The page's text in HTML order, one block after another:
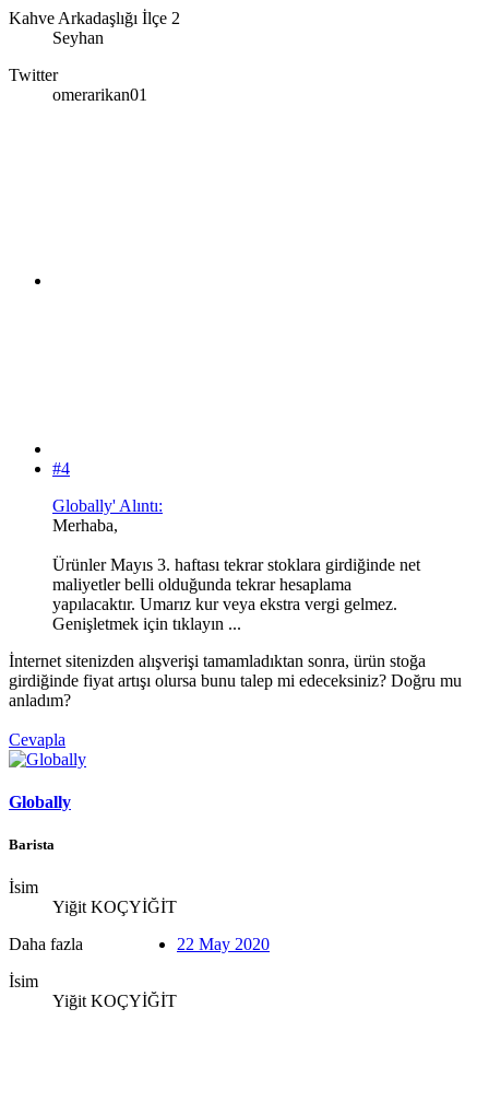
Kahve Arkadaşlığı İlçe 2
Seyhan
Twitter
omerarikan01
#4
Globally' Alıntı:
Merhaba,
Ürünler Mayıs 3. haftası tekrar stoklara girdiğinde net
maliyetler belli olduğunda tekrar hesaplama
yapılacaktır. Umarız kur veya ekstra vergi gelmez.
Genişletmek için tıklayın ...
İnternet sitenizden alışverişi tamamladıktan sonra, ürün stoğa
girdiğinde fiyat artışı olursa bunu talep mi edeceksiniz? Doğru mu
anladım?
Cevapla
Globally
Barista
İsim
Yiğit KOÇYİĞİT
Daha fazla
İsim
Yiğit KOÇYİĞİT
22 May 2020